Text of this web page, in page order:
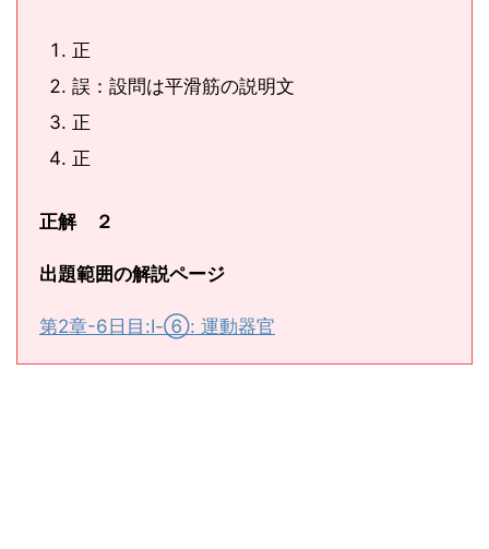
正
誤：設問は平滑筋の説明文
正
正
正解 ２
出題範囲の解説ページ
第2章-6日目:Ⅰ-⑥: 運動器官